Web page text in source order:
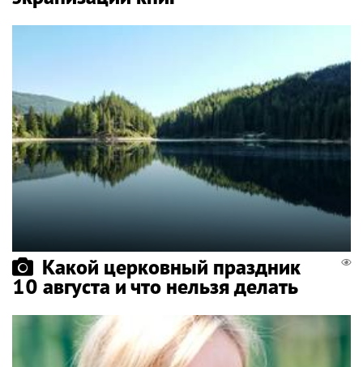
Какой церковный праздник
10 августа и что нельзя делать